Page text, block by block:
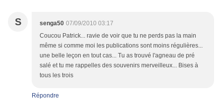
S senga50 07/09/2010 03:17
Coucou Patrick... ravie de voir que tu ne perds pas la main
même si comme moi les publications sont moins régulières...
une belle leçon en tout cas... Tu as trouvé l'agneau de pré
salé et tu me rappelles des souvenirs merveilleux... Bises à
tous les trois
Répondre